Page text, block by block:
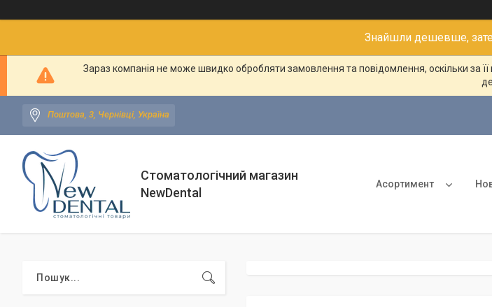
Знайшли дешевше,
Зараз компанія не може швидко обробляти замовлення та повідомлення, оскільки за
Поштова, 3, Чернівці, Україна
Стоматологічний магазин
NewDental
Асортимент